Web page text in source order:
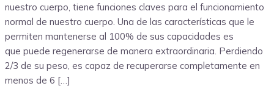
nuestro cuerpo, tiene funciones claves para el funcionamiento
normal de nuestro cuerpo. Una de las características que le
permiten mantenerse al 100% de sus capacidades es
que puede regenerarse de manera extraordinaria. Perdiendo
2/3 de su peso, es capaz de recuperarse completamente en
menos de 6 […]